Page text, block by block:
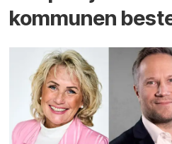
kommunen